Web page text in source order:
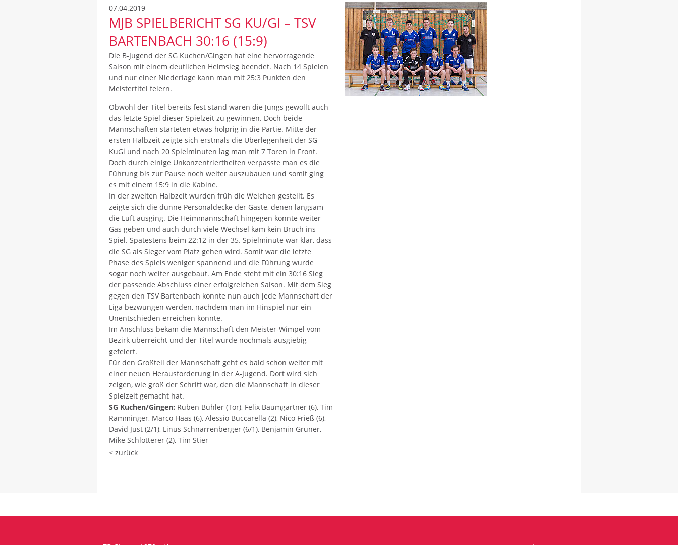
07.04.2019
MJB SPIELBERICHT SG KU/GI – TSV
BARTENBACH 30:16 (15:9)
Die B-Jugend der SG Kuchen/Gingen hat eine hervorragende
Saison mit einem deutlichen Heimsieg beendet. Nach 14 Spielen
und nur einer Niederlage kann man mit 25:3 Punkten den
Meistertitel feiern.
Obwohl der Titel bereits fest stand waren die Jungs gewollt auch
das letzte Spiel dieser Spielzeit zu gewinnen. Doch beide
Mannschaften starteten etwas holprig in die Partie. Mitte der
ersten Halbzeit zeigte sich erstmals die Überlegenheit der SG
KuGi und nach 20 Spielminuten lag man mit 7 Toren in Front.
Doch durch einige Unkonzentriertheiten verpasste man es die
Führung bis zur Pause noch weiter auszubauen und somit ging
es mit einem 15:9 in die Kabine.
In der zweiten Halbzeit wurden früh die Weichen gestellt. Es
zeigte sich die dünne Personaldecke der Gäste, denen langsam
die Luft ausging. Die Heimmannschaft hingegen konnte weiter
Gas geben und auch durch viele Wechsel kam kein Bruch ins
Spiel. Spätestens beim 22:12 in der 35. Spielminute war klar, dass
die SG als Sieger vom Platz gehen wird. Somit war die letzte
Phase des Spiels weniger spannend und die Führung wurde
sogar noch weiter ausgebaut. Am Ende steht mit ein 30:16 Sieg
der passende Abschluss einer erfolgreichen Saison. Mit dem Sieg
gegen den TSV Bartenbach konnte nun auch jede Mannschaft der
Liga bezwungen werden, nachdem man im Hinspiel nur ein
Unentschieden erreichen konnte.
Im Anschluss bekam die Mannschaft den Meister-Wimpel vom
Bezirk überreicht und der Titel wurde nochmals ausgiebig
gefeiert.
Für den Großteil der Mannschaft geht es bald schon weiter mit
einer neuen Herausforderung in der A-Jugend. Dort wird sich
zeigen, wie groß der Schritt war, den die Mannschaft in dieser
Spielzeit gemacht hat.
SG Kuchen/Gingen: Ruben Bühler (Tor), Felix Baumgartner (6), Tim
Ramminger, Marco Haas (6), Alessio Buccarella (2), Nico Frieß (6),
David Just (2/1), Linus Schnarrenberger (6/1), Benjamin Gruner,
Mike Schlotterer (2), Tim Stier
< zurück